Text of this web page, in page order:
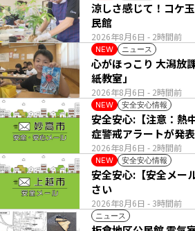
2026年8月6日 - 2時間前
涼しさ感じて！コケ
民館
NEW ニュース
2026年8月6日 - 2時間前
心がほっこり 大潟放
紙教室」
NEW 安全安心情報
2026年8月6日 - 2時間前
安全安心:【注意：熱
症警戒アラートが発表
NEW 安全安心情報
2026年8月6日 - 3時間前
安全安心:【安全メー
さい
ニュース